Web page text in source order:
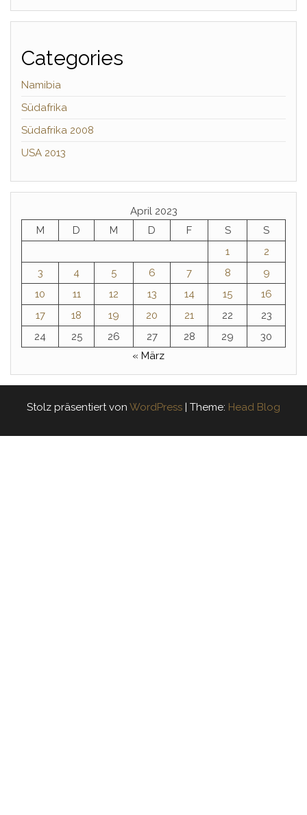
Categories
Namibia
Südafrika
Südafrika 2008
USA 2013
April 2023
M
D M D F S
S
1
2
3
4 5 6 7 8
9
10
11 12 13 14 15
16
17
18 19 20 21 22
23
24
25 26 27 28 29
30
« März
Stolz präsentiert von WordPress | Theme: Head Blog